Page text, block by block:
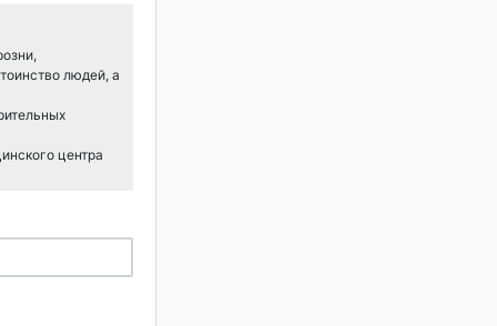
людей, а
центра